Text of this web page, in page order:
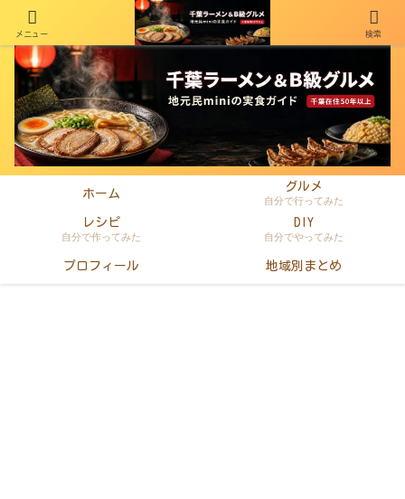
千葉在住50年以上のminiがラーメン・町中華・B級グルメを本音レビュー
ホーム
グルメ
自分で行ってみた
レシピ
自分で作ってみた
DIY
自分でやってみた
プロフィール 地域別まとめ
メニュー 検索